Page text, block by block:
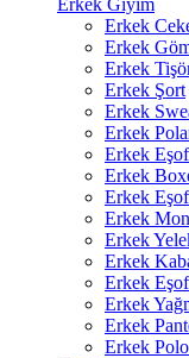
Erkek Giyim
Erkek
Erkek
Erkek
Erkek Şort
Erkek
Erkek
Erkek
Erkek
Erkek
Erkek
Erkek
Erkek
Erkek
Erkek
Erkek
Erkek